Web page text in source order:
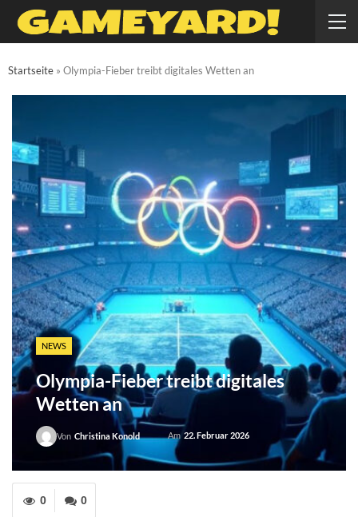
Startseite » Olympia-Fieber treibt digitales Wetten an
NEWS
Olympia-Fieber treibt digitales
Wetten an
Von Christina Konold Am 22. Februar 2026
0
0